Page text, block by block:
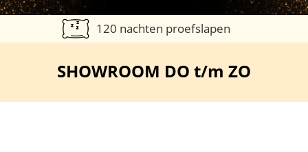
120 nachten proefslapen
SHOWROOM DO t/m ZO